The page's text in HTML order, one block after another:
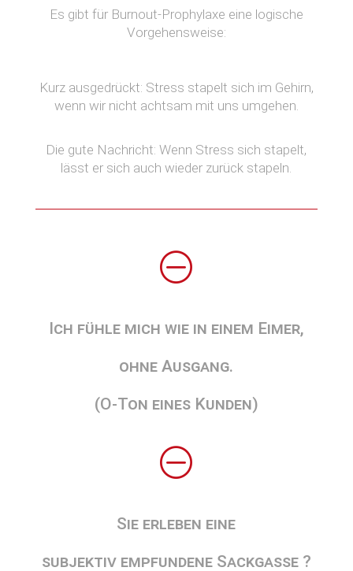
Es gibt für Burnout-Prophylaxe eine logische
Vorgehensweise:
Kurz ausgedrückt: Stress stapelt sich im Gehirn,
wenn wir nicht achtsam mit uns umgehen.
Die gute Nachricht: Wenn Stress sich stapelt,
lässt er sich auch wieder zurück stapeln.
O
Ich fühle mich wie in einem Eimer,
ohne Ausgang.
(O-Ton eines Kunden)
O
Sie erleben eine
subjektiv empfundene Sackgasse ?